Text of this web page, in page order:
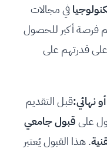
في مجالات
فرصة أكبر للحصول
على قدرتهم على
نهائي:قبل التقديم
علىقبول جامعي
. هذا القبول يُعتبر